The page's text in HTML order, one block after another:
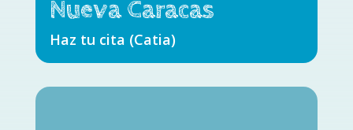
Nueva Caracas
Haz tu cita (Catia)